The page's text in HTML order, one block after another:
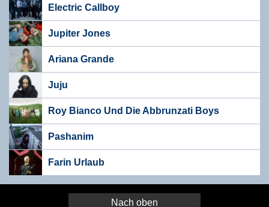
Electric Callboy
Jupiter Jones
Ariana Grande
Juju
Roy Bianco Und Die Abbrunzati Boys
Pashanim
Farin Urlaub
Nach oben